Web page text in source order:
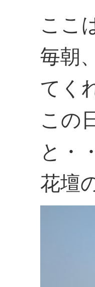
ここ
毎朝
てく
この
と・
花壇